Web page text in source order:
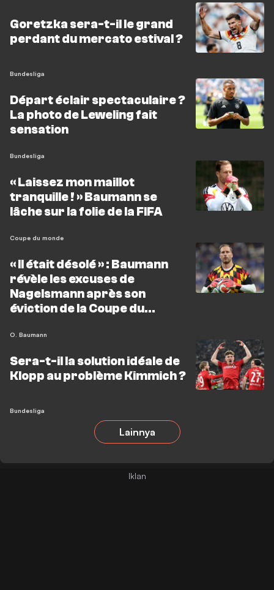
Goretzka sera-t-il le grand
perdant du mercato estival ?
Bundesliga
Départ éclair spectaculaire ?
La photo de Leweling fait
sensation
Bundesliga
« Laissez mon maillot
tranquille ! » Baumann se
lâche sur la folie de la FIFA
Coupe du monde
« Il était désolé » : Baumann
révèle les excuses de
Nagelsmann après son
éviction de la Coupe du
O. Baumann
Sera-t-il la solution idéale de
Klopp au problème Kimmich ?
Bundesliga
Lainnya